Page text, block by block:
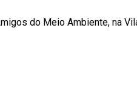
do Meio Ambiente, na